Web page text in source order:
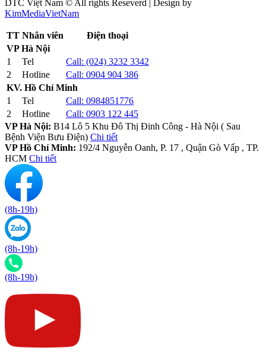
DTC Việt Nam © All rights Reseverd | Design by
KimMediaVietNam
TT Nhân viên
Điện thoại
VP Hà Nội
1
Tel Call: (024) 3232 3342
2
Hotline Call: 0904 904 386
KV. Hồ Chí Minh
1
Tel Call: 0984851776
2
Hotline Call: 0903 122 445
VP Hà Nội: B14 Lô 5 Khu Đô Thị Đinh Công - Hà Nội ( Sau
Bệnh Viện Bưu Điện) Chi tiết
VP Hồ Chí Minh: 192/4 Nguyễn Oanh, P. 17 , Quận Gò Vấp , TP.
HCM Chi tiết
(8h-19h)
(8h-19h)
(8h-19h)